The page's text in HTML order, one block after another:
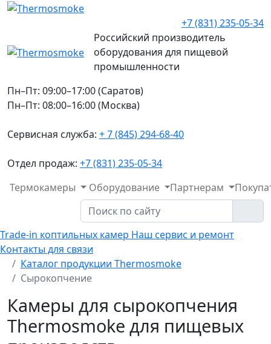
+7 (831) 235-05-34
Российский производитель
оборудования для пищевой
промышленности
Пн–Пт: 09:00–17:00 (Саратов)
Пн–Пт: 08:00–16:00 (Москва)
Сервисная служба: + 7 (845) 294-68-40
Отдел продаж: +7 (831) 235-05-34
Термокамеры
Оборудование Партнерам
Trade-in коптильных камер Наш сервис и ремонт
Контакты для связи
Каталог продукции Thermosmoke
Сырокопчение
Камеры для сырокопчения
Thermosmoke для пищевых